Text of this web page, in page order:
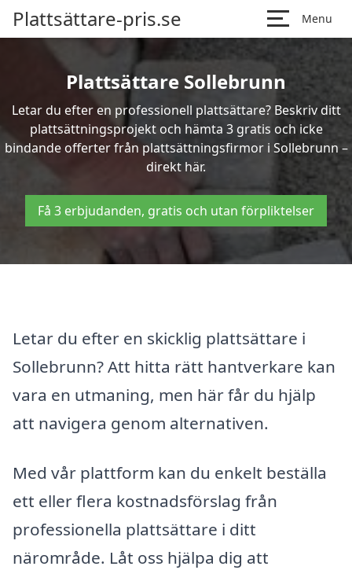
Plattsättare-pris.se Menu
Plattsättare Sollebrunn
Letar du efter en professionell plattsättare? Beskriv ditt
plattsättningsprojekt och hämta 3 gratis och icke
bindande offerter från plattsättningsfirmor i Sollebrunn –
direkt här.
Få 3 erbjudanden, gratis och utan förpliktelser
Letar du efter en skicklig plattsättare i
Sollebrunn? Att hitta rätt hantverkare kan
vara en utmaning, men här får du hjälp
att navigera genom alternativen.
Med vår plattform kan du enkelt beställa
ett eller flera kostnadsförslag från
professionella plattsättare i ditt
närområde. Låt oss hjälpa dig att